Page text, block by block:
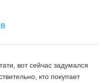
вот сейчас задумался
кто покупает